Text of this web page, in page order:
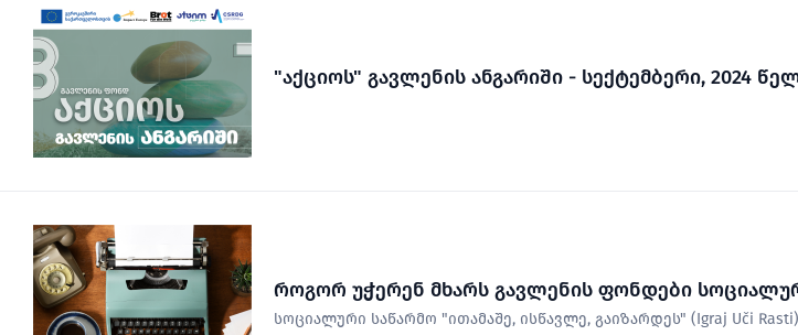
"აქციოს" გავლენის ანგარიში - სექტემბერი, 2024
როგორ უჭერენ მხარს გავლენის ფონდები
სოციალური საწარმო "ითამაშე, ისწავლე, გაიზარდეს" (Igraj Uči